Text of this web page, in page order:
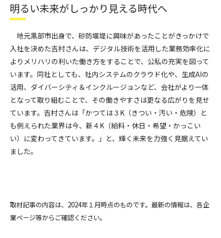
明るい未来がしっかり見える時代へ
地元黒部市出身で、砂防堰堤に興味があったことがきっかけで
入社を決めた吉村さんは、デジタル技術を活用した業務効率化に
よりメリハリの利いた働き方をすることで、公私の充実を図って
います。同社としても、社内システムのクラウド化や、生成AIの
活用、ダイバーシティ＆インクルージョンなど、会社がより一体
となって取り組むことで、その働きやすさは更なる広がりを見せ
ています。吉村さんは「かつては３K（きつい・汚い・危険）と
も例えられた業界は今、新４K（給料・休日・希望・かっこい
い）に変わってきています。」と、輝く未来を力強く見据えてい
ました。
取材記事の内容は、2024年１月時点のものです。最新の情報は、各企
業ページ等からご確認ください。